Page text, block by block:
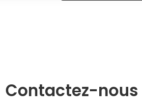
Contactez-nous